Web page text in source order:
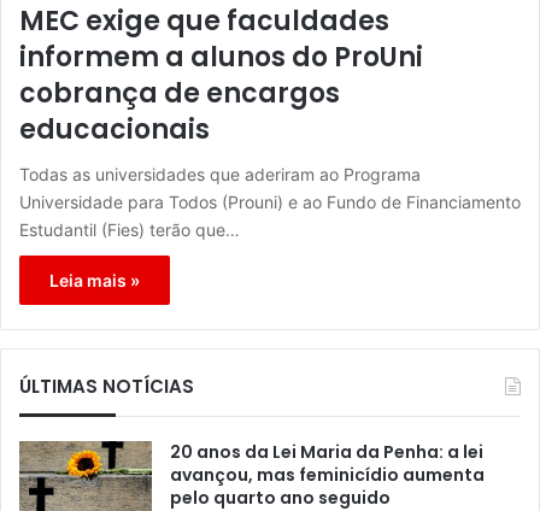
MEC exige que faculdades
informem a alunos do ProUni
cobrança de encargos
educacionais
Todas as universidades que aderiram ao Programa
Universidade para Todos (Prouni) e ao Fundo de Financiamento
Estudantil (Fies) terão que…
Leia mais »
ÚLTIMAS NOTÍCIAS
20 anos da Lei Maria da Penha: a lei
avançou, mas feminicídio aumenta
pelo quarto ano seguido